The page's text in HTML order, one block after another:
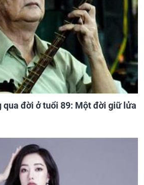
qua đời ở tuổi 89: Một đời giữ lửa